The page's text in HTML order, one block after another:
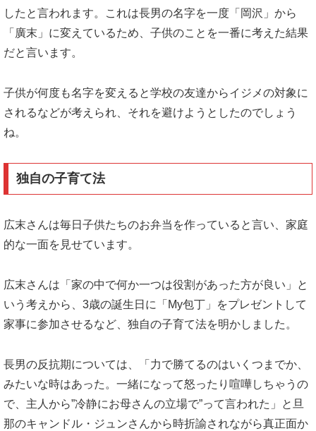
したと言われます。これは長男の名字を一度「岡沢」から
「廣末」に変えているため、子供のことを一番に考えた結果
だと言います。
子供が何度も名字を変えると学校の友達からイジメの対象に
されるなどが考えられ、それを避けようとしたのでしょう
ね。
独自の子育て法
広末さんは毎日子供たちのお弁当を作っていると言い、家庭
的な一面を見せています。
広末さんは「家の中で何か一つは役割があった方が良い」と
いう考えから、3歳の誕生日に「My包丁」をプレゼントして
家事に参加させるなど、独自の子育て法を明かしました。
長男の反抗期については、「力で勝てるのはいくつまでか、
みたいな時はあった。一緒になって怒ったり喧嘩しちゃうの
で、主人から”冷静にお母さんの立場で”って言われた」と旦
那のキャンドル・ジュンさんから時折諭されながら真正面か